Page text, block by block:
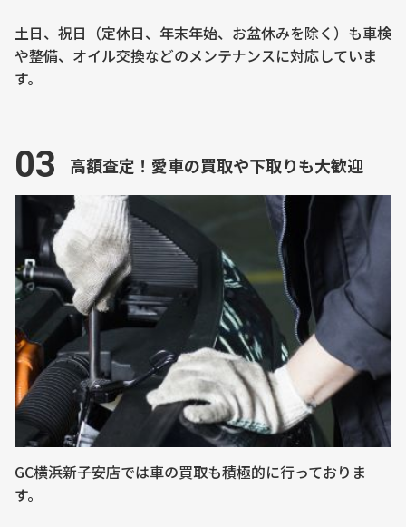
土日、祝日（定休日、年末年始、お盆休みを除く）も車検
や整備、オイル交換などのメンテナンスに対応していま
す。
03 高額査定！愛車の買取や下取りも大歓迎
GC横浜新子安店では車の買取も積極的に行っておりま
す。